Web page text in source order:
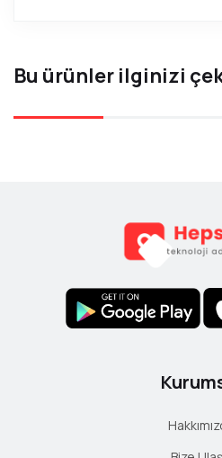
Ad
Yorum
Bu ürünler ilginizi